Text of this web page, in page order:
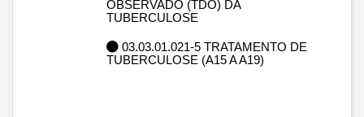
OBSERVADO (TDO) DA
TUBERCULOSE
03.03.01.021-5 TRATAMENTO DE
TUBERCULOSE (A15 A A19)